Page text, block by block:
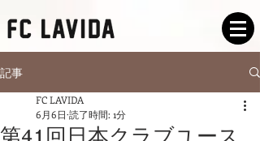
記事
第41回日本クラブユース
FC LAVIDA
6月6日 読了時間: 1分